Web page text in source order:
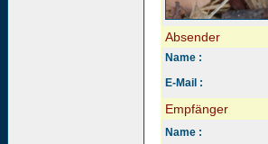
Absender
Name :
E-Mail :
Empfänger
Name :